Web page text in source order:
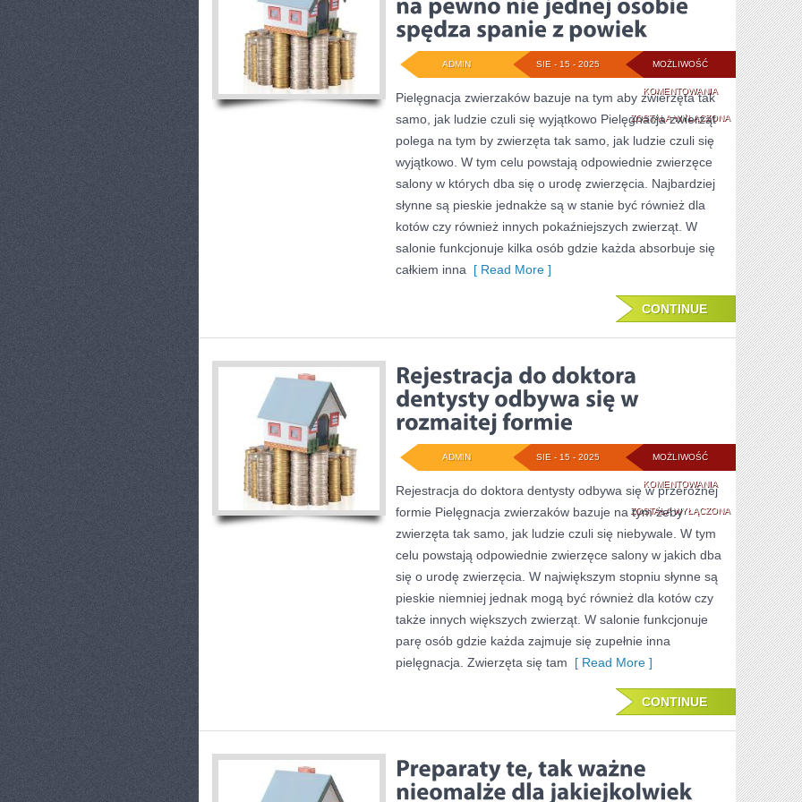
MOŻLIWOŚĆ
KOMENTOWANIANAPIĘCIE
PRZED
WIZYTĄ
GABINECIE
PEWNO
JEDNEJ
OSOBIE
SPĘDZA
SPANIE
POWIEK
ZOSTAŁA WYŁĄCZONA
SIE - 15 - 2025
ADMIN
Pielęgnacja zwierzaków bazuje na tym aby zwierzęta tak
samo, jak ludzie czuli się wyjątkowo Pielęgnacja zwierząt
polega na tym by zwierzęta tak samo, jak ludzie czuli się
wyjątkowo. W tym celu powstają odpowiednie zwierzęce
salony w których dba się o urodę zwierzęcia. Najbardziej
słynne są pieskie jednakże są w stanie być również dla
kotów czy również innych pokaźniejszych zwierząt. W
salonie funkcjonuje kilka osób gdzie każda absorbuje się
całkiem inna [ Read More ]
CONTINUE
MOŻLIWOŚĆ
KOMENTOWANIAREJESTRACJA
DO
DOKTORA
DENTYSTY
ODBYWA
ROZMAITEJ
FORMIE
ZOSTAŁA WYŁĄCZONA
SIE - 15 - 2025
ADMIN
Rejestracja do doktora dentysty odbywa się w przeróżnej
formie Pielęgnacja zwierzaków bazuje na tym żeby
zwierzęta tak samo, jak ludzie czuli się niebywale. W tym
celu powstają odpowiednie zwierzęce salony w jakich dba
się o urodę zwierzęcia. W największym stopniu słynne są
pieskie niemniej jednak mogą być również dla kotów czy
także innych większych zwierząt. W salonie funkcjonuje
parę osób gdzie każda zajmuje się zupełnie inna
pielęgnacja. Zwierzęta się tam [ Read More ]
CONTINUE